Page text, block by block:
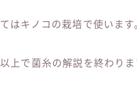
はキノコの栽培で使います
上で菌糸の解説を終わりま